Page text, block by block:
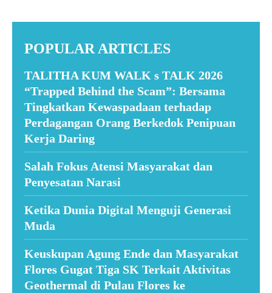
POPULAR ARTICLES
TALITHA KUM WALK s TALK 2026
“Trapped Behind the Scam”: Bersama
Tingkatkan Kewaspadaan terhadap
Perdagangan Orang Berkedok Penipuan
Kerja Daring
Salah Fokus Atensi Masyarakat dan
Penyesatan Narasi
Ketika Dunia Digital Menguji Generasi
Muda
Keuskupan Agung Ende dan Masyarakat
Flores Gugat Tiga SK Terkait Aktivitas
Geothermal di Pulau Flores ke